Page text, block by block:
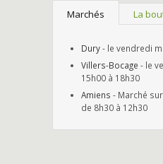
Marchés La
Dury- le vendredi
Villers-Bocage - le
15h00 à 18h30
Amiens - Marché
de 8h30 à 12h30